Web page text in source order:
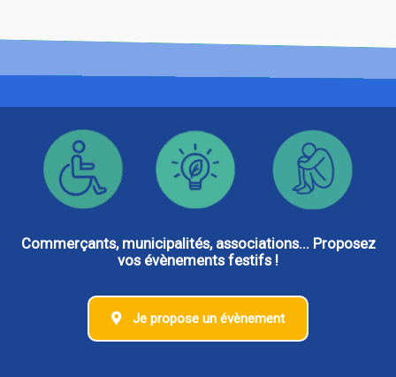
Commerçants, municipalités, associations... Proposez
vos évènements festifs !
Je propose un évènement